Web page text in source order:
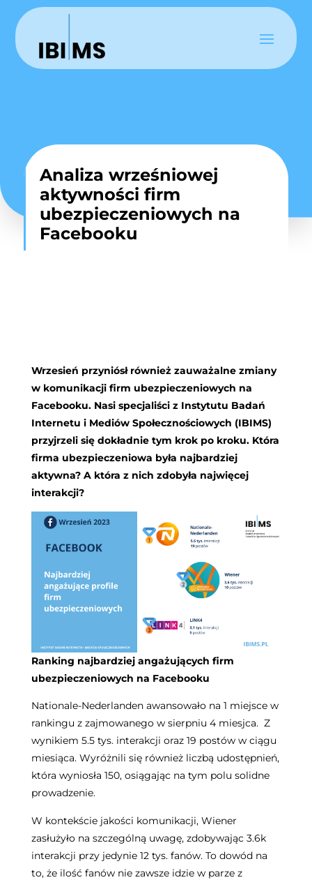
Analiza wrześniowej
aktywności firm
ubezpieczeniowych na
Facebooku
Wrzesień przyniósł również zauważalne zmiany
w komunikacji firm ubezpieczeniowych na
Facebooku. Nasi specjaliści z Instytutu Badań
Internetu i Mediów Społecznościowych (IBIMS)
przyjrzeli się dokładnie tym krok po kroku. Która
firma ubezpieczeniowa była najbardziej
aktywna? A która z nich zdobyła najwięcej
interakcji?
Ranking najbardziej angażujących firm
ubezpieczeniowych na Facebooku
Nationale-Nederlanden awansowało na 1 miejsce w
rankingu z zajmowanego w sierpniu 4 miesjca. Z
wynikiem 5.5 tys. interakcji oraz 19 postów w ciągu
miesiąca. Wyróżnili się również liczbą udostępnień,
która wyniosła 150, osiągając na tym polu solidne
prowadzenie.
W kontekście jakości komunikacji, Wiener
zasłużyło na szczególną uwagę, zdobywając 3.6k
interakcji przy jedynie 12 tys. fanów. To dowód na
to, że ilość fanów nie zawsze idzie w parze z